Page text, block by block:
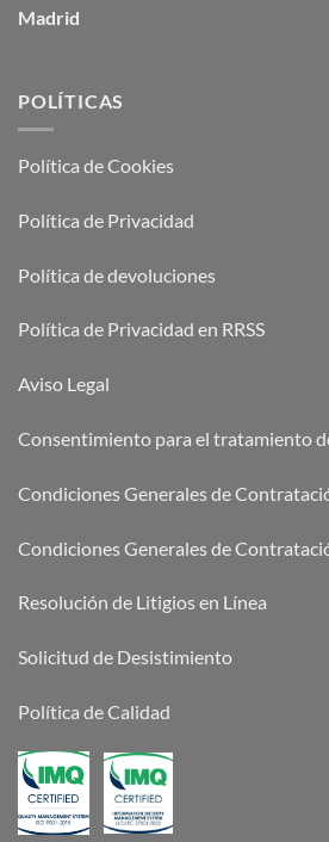
Madrid
POLÍTICAS
Política de Cookies
Política de Privacidad
Política de devoluciones
Política de Privacidad en RRSS
Aviso Legal
Consentimiento para el tratamiento
Condiciones Generales de
Condiciones Generales de
Resolución de Litigios en Línea
Solicitud de Desistimiento
Política de Calidad